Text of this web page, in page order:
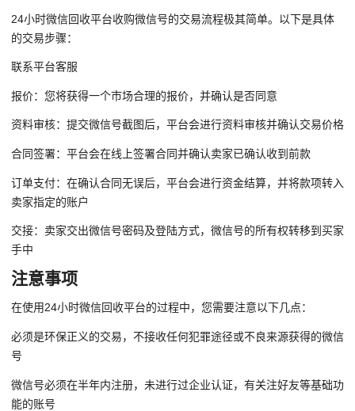
24小时微信回收平台收购微信号的交易流程极其简单。以下是具体
的交易步骤：
联系平台客服
报价：您将获得一个市场合理的报价，并确认是否同意
资料审核：提交微信号截图后，平台会进行资料审核并确认交易价格
合同签署：平台会在线上签署合同并确认卖家已确认收到前款
订单支付：在确认合同无误后，平台会进行资金结算，并将款项转入
卖家指定的账户
交接：卖家交出微信号密码及登陆方式，微信号的所有权转移到买家
手中
注意事项
在使用24小时微信回收平台的过程中，您需要注意以下几点：
必须是环保正义的交易，不接收任何犯罪途径或不良来源获得的微信
号
微信号必须在半年内注册，未进行过企业认证，有关注好友等基础功
能的账号